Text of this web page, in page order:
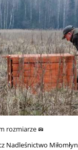
rozmiarze
Nadleśnictwo Miłomłyn